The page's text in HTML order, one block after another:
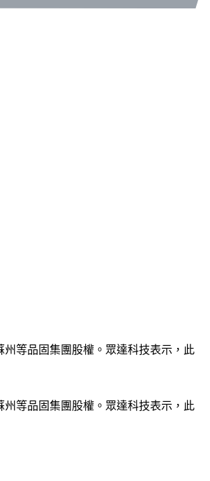
等品固集團股權。眾達科技表示，此
等品固集團股權。眾達科技表示，此